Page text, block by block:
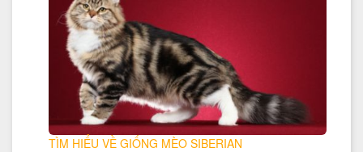
TÌM HIỂU VỀ GIỐNG MÈO SIBERIAN